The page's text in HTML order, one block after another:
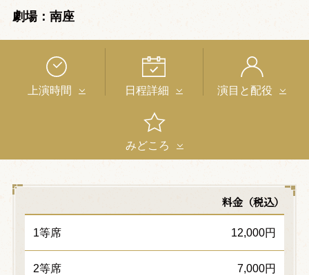
劇場：南座
上演時間 日程詳細 演目と配役
みどころ
料金（税込）
1等席 12,000円
2等席 7,000円